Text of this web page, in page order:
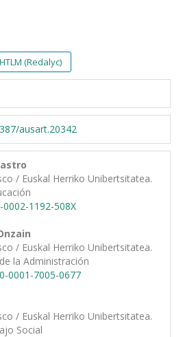
HTLM (Redalyc)
ausart.20342
/ Euskal Herriko Unibertsitatea.
1192-508X
/ Euskal Herriko Unibertsitatea.
la Administración
0001-7005-0677
/ Euskal Herriko Unibertsitatea.
Social